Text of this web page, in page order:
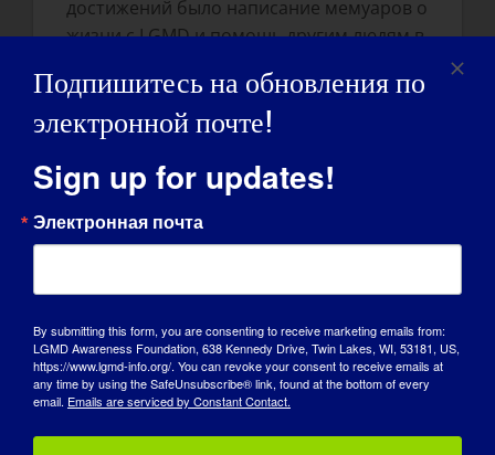
достижений было написание мемуаров о
жизни с LGMD и помощь другим людям в
университета - тоже достижение.
Как LGMD повлиял на то, что вы стали
тем человеком, которым являетесь
сегодня:
Я не воспринимаю то, что могу делать,
инвалидность, чтобы просвещать других
через свои мемуары и вдохновляющие
выступления.
Что вы хотите, чтобы мир узнал о
LGMD:
Подпишитесь на обновления по
электронной почте!
Sign up for updates!
Электронная почта
By submitting this form, you are consenting to receive marketing emails from:
LGMD Awareness Foundation, 638 Kennedy Drive, Twin Lakes, WI, 53181, US,
https://www.lgmd-info.org/. You can revoke your consent to receive emails at
any time by using the SafeUnsubscribe® link, found at the bottom of every
email. Emails are serviced by Constant Contact.